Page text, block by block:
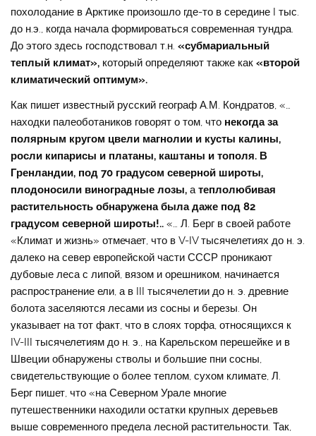
похолодание в Арктике произошло где-то в середине I тыс.
до н.э., когда начала формироваться современная тундра.
До этого здесь господствовал т.н.«субмариальный
теплый климат», который определяют также как«второй
климатический оптимум».
Как пишет известный русский географ А.М. Кондратов, «…
находки палеоботаников говорят о том, что некогда за
полярным кругом цвели магнолии и кусты калины,
росли кипарисы и платаны, каштаны и тополя. В
Гренландии, под 70 градусом северной широты,
плодоносили виноградные лозы, атеплолюбивая
растительность обнаружена была даже под 82
градусом северной широты!..«… Л. Берг в своей работе
«Климат и жизнь» отмечает, что в V-IV тысячелетиях до н. э.
далеко на север европейской части СССР проникают
дубовые леса с липой, вязом и орешником, начинается
распространение ели, а в III тысячелетии до н. э. древние
болота заселяются лесами из сосны и березы. Он
указывает на тот факт, что в слоях торфа, относящихся к
IV-III тысячелетиям до н. э., на Карельском перешейке и в
Швеции обнаружены стволы и большие пни сосны,
свидетельствующие о более теплом, сухом климате, Л.
Берг пишет, что «на Северном Урале многие
путешественники находили остатки крупных деревьев
выше современного предела лесной растительности. Так,